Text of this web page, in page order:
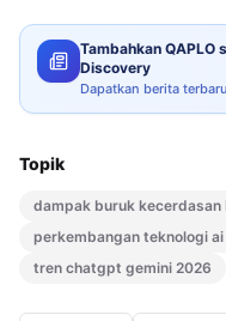
Tambahkan QAPLO
Discovery
Dapatkan berita
Topik
dampak buruk kecerdasan
perkembangan teknologi ai
tren chatgpt gemini 2026